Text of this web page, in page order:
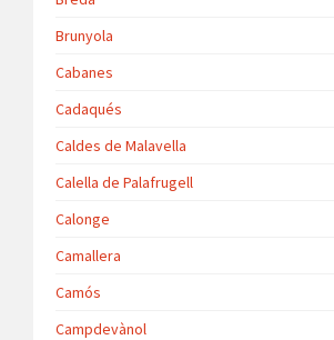
Brunyola
Cabanes
Cadaqués
Caldes de Malavella
Calella de Palafrugell
Calonge
Camallera
Camós
Campdevànol